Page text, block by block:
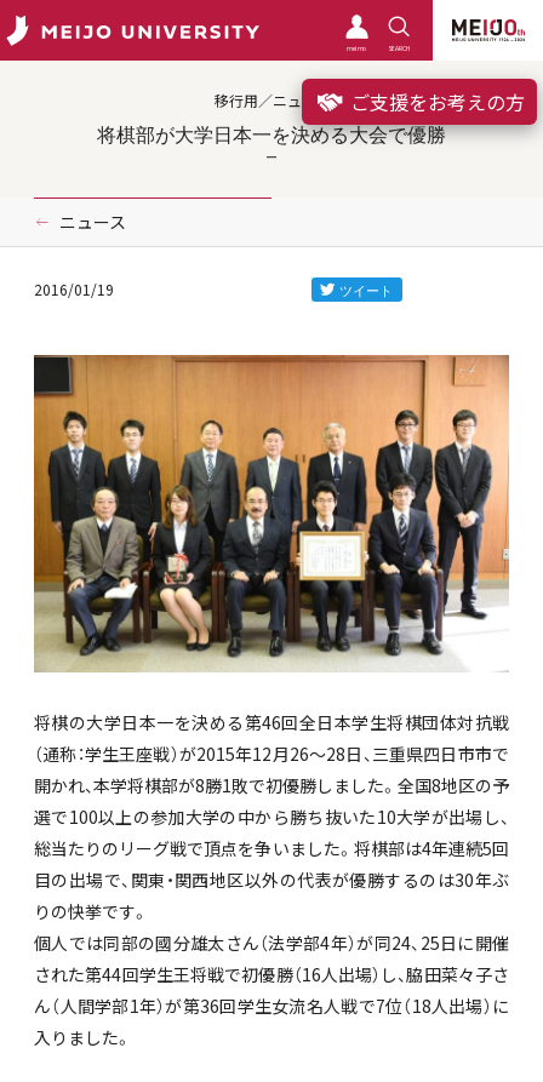
meimo SEARCH
ご支援をお考えの方
移行用／ニュース
将棋部が大学日本一を決める大会で優勝
ニュース
2016/01/19
将棋の大学日本一を決める第46回全日本学生将棋団体対抗戦
（通称：学生王座戦）が2015年12月26～28日、三重県四日市市で
開かれ、本学将棋部が8勝1敗で初優勝しました。全国8地区の予
選で100以上の参加大学の中から勝ち抜いた10大学が出場し、
総当たりのリーグ戦で頂点を争いました。将棋部は4年連続5回
目の出場で、関東・関西地区以外の代表が優勝するのは30年ぶ
りの快挙です。
個人では同部の國分雄太さん（法学部4年）が同24、25日に開催
された第44回学生王将戦で初優勝（16人出場）し、脇田菜々子さ
ん（人間学部1年）が第36回学生女流名人戦で7位（18人出場）に
入りました。